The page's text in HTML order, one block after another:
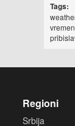
Tags:
Regioni
Srbija